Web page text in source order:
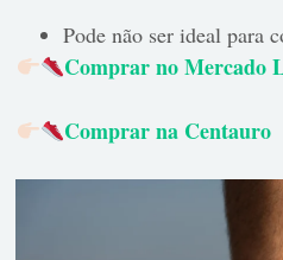
Pode não ser ideal para
Comprar no Mercado
Comprar na Centauro